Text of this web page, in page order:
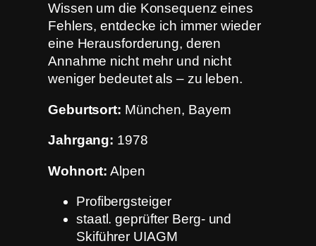
Wissen um die Konsequenz eines
Fehlers, entdecke ich immer wieder
eine Herausforderung, deren
Annahme nicht mehr und nicht
weniger bedeutet als – zu leben.
Geburtsort: München, Bayern
Jahrgang: 1978
Wohnort: Alpen
Profibergsteiger
staatl. geprüfter Berg- und
Skiführer UIAGM